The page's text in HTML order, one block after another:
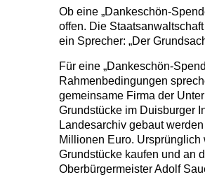
Ob eine „Dankeschön-
offen. Die
ein Sprecher: „Der
Für eine „Dankeschön-
Rahmenbedingungen
gemeinsame Firma der
Grundstücke im Duisburger
Landesarchiv gebaut
Millionen Euro.
Grundstücke kaufen und an
Oberbürgermeister Adolf